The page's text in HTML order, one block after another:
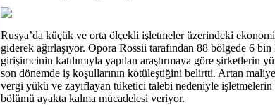
Rusya’da küçük ve orta ölçekli işletmeler üzerindeki
giderek ağırlaşıyor. Opora Rossii tarafından 88 bölgede 6 bin
girişimcinin katılımıyla yapılan araştırmaya göre şirketlerin
son dönemde iş koşullarının kötüleştiğini belirtti. Artan
vergi yükü ve zayıflayan tüketici talebi nedeniyle işletmelerin
bölümü ayakta kalma mücadelesi veriyor.